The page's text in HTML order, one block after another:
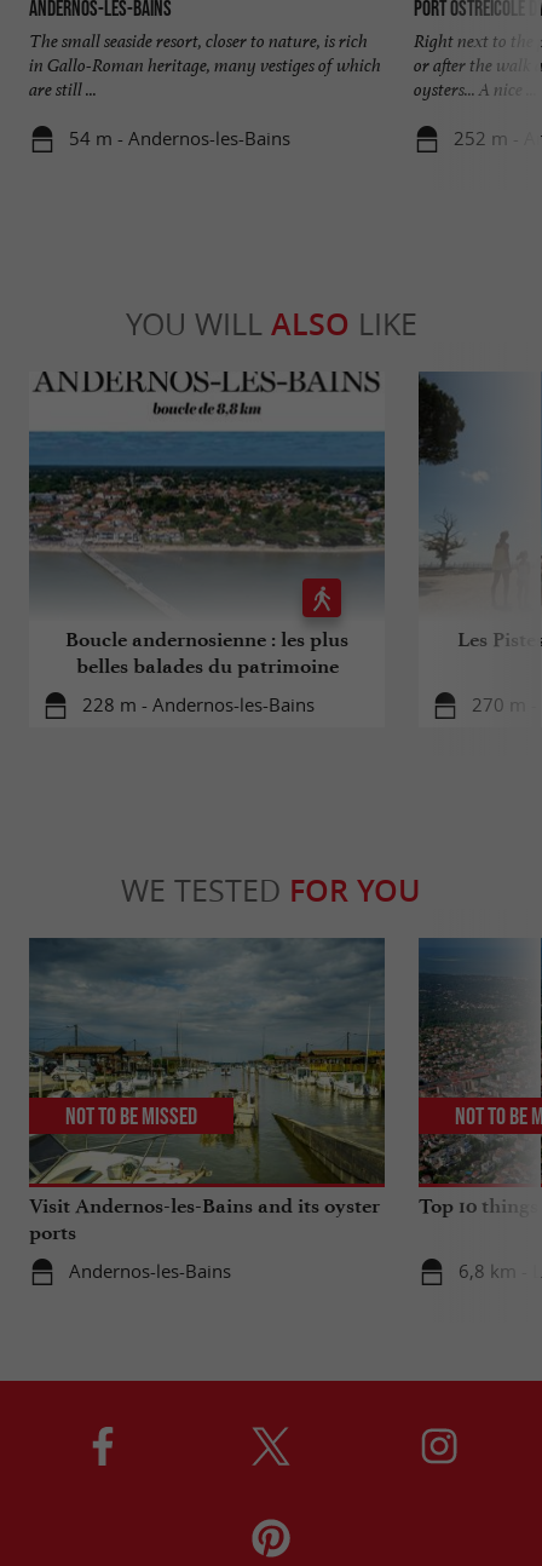
Andernos-les-Bains
The small seaside resort, closer to nature, is rich
in Gallo-Roman heritage, many vestiges of which
are still ...
54 m - Andernos-les-Bains
Port Ostréicole
Right next to the
or after the walk
oysters... A nice ...
252 m -
YOU WILL ALSO LIKE
Boucle andernosienne : les plus
belles balades du patrimoine
228 m - Andernos-les-Bains
Les
270 m -
WE TESTED FOR YOU
Visit Andernos-les-Bains and its oyster
ports
Andernos-les-Bains
Not to be missed
Top 10
6,8 km -
Not to be